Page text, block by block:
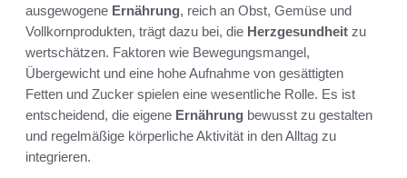
ausgewogene Ernährung, reich an Obst, Gemüse und
Vollkornprodukten, trägt dazu bei, die Herzgesundheit zu
wertschätzen. Faktoren wie Bewegungsmangel,
Übergewicht und eine hohe Aufnahme von gesättigten
Fetten und Zucker spielen eine wesentliche Rolle. Es ist
entscheidend, die eigene Ernährung bewusst zu gestalten
und regelmäßige körperliche Aktivität in den Alltag zu
integrieren.